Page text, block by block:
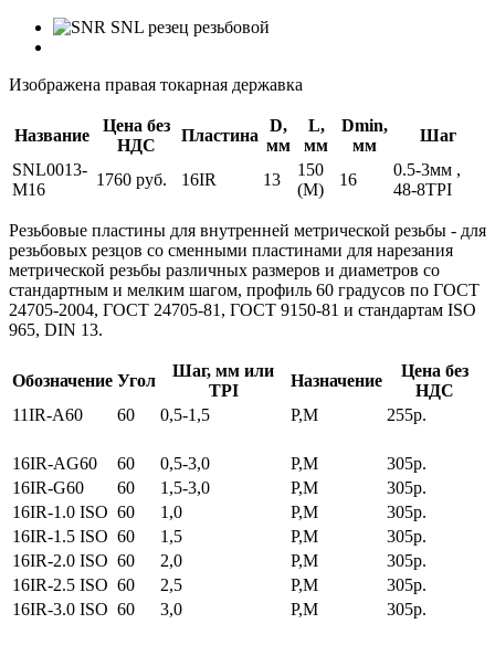
Изображена правая токарная державка
Название
Цена без
НДС
Пластина
D,
мм
L,
мм
Dmin,
мм
Шаг
SNL0013-
M16
1760 руб. 16IR 13
150
(M)
16
0.5-3мм ,
48-8TPI
Резьбовые пластины для внутренней метрической резьбы - для
резьбовых резцов со сменными пластинами для нарезания
метрической резьбы различных размеров и диаметров со
стандартным и мелким шагом, профиль 60 градусов по ГОСТ
24705-2004, ГОСТ 24705-81, ГОСТ 9150-81 и стандартам ISO
965, DIN 13.
Обозначение Угол
Шаг, мм или
TPI
Назначение
Цена без
НДС
11IR-A60
60 0,5-1,5 P,M 255р.
16IR-AG60 60 0,5-3,0 P,M
305р.
16IR-G60
60 1,5-3,0 P,M
305р.
16IR-1.0 ISO 60 1,0 P,M
305р.
16IR-1.5 ISO 60 1,5 P,M
305р.
16IR-2.0 ISO 60 2,0 P,M
305р.
16IR-2.5 ISO 60 2,5 P,M
305р.
16IR-3.0 ISO 60 3,0 P,M 305р.